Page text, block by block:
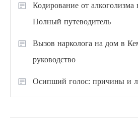
Кодирование от алкоголизма
Полный путеводитель
Вызов нарколога на дом в
руководство
Осипший голос: причины и